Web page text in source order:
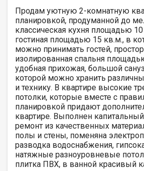
Продам уютную 2-комнатную
планировкой, продуманной до
классическая кухня площадью
гостиная площадью 15 кв.м., в
можно принимать гостей,
изолированная спальня
удобная прихожая, большой
которой можно хранить
и технику. В квартире высокие
потолки, которые вместе с
планировкой придают
квартире. Выполнен
ремонт из качественных
полы и стены, поменяна
разводка водоснабжения,
натяжные разноуровневые
плитка ПВХ, в ванной красивый